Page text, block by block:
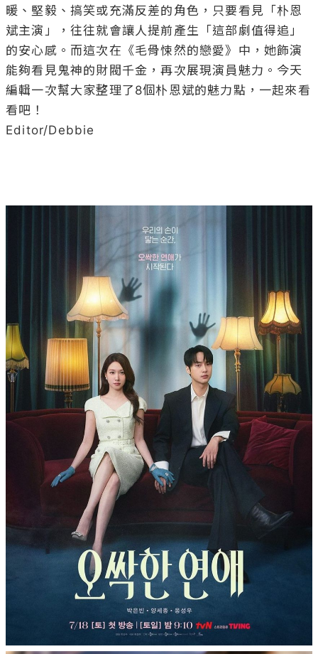
暖、堅毅、搞笑或充滿反差的角色，只要看見「朴恩
斌主演」，往往就會讓人提前產生「這部劇值得追」
的安心感。而這次在《毛骨悚然的戀愛》中，她飾演
能夠看見鬼神的財閥千金，再次展現演員魅力。今天
編輯一次幫大家整理了8個朴恩斌的魅力點，一起來看
看吧！
Editor/Debbie